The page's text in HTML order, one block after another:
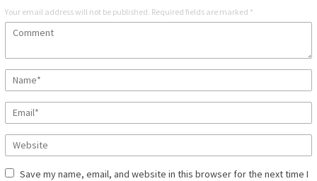
Your email address will not be published. Required fields are marked *
Save my name, email, and website in this browser for the next time I